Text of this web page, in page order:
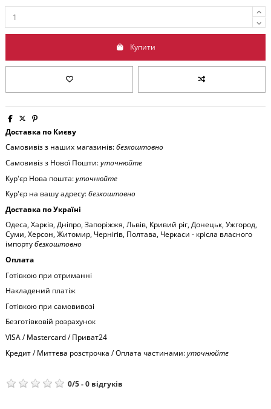
Купити
Доставка по Києву
Самовивіз з наших магазинів:безкоштовно
Самовивіз з Нової Пошти:уточнюйте
Кур'єр Нова пошта:уточнюйте
Кур'єр на вашу адресу:безкоштовно
Доставка по Україні
Одеса, Харків, Дніпро, Запоріжжя, Львів, Кривий ріг, Донецьк, Ужгород,
Суми, Херсон, Житомир, Чернігів, Полтава, Черкаси - крісла власного
імпортубезкоштовно
Оплата
Готівкою при отриманні
Накладений платіж
Готівкою при самовивозі
Безготівковій розрахунок
VISA / Mastercard / Приват24
Кредит / Миттєва розстрочка / Оплата частинами:уточнюйте
0/5-0 відгуків